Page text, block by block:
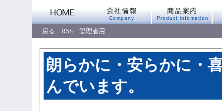
戻る RSS 管理者用
朗らかに・安らかに・
んでいます。